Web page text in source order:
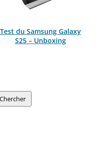
Test du Samsung Galaxy
S25 – Unboxing